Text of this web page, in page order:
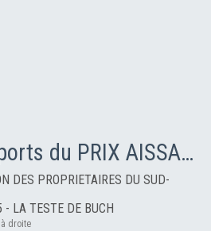
Résultats/Rapports du PRIX AISSA - ASSOCIATION DES PROPRIETAIRES DU SUD-OUEST
DES PROPRIETAIRES DU SUD-
LA TESTE DE BUCH
à droite